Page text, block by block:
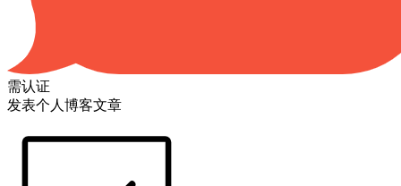
需认证
发表个人博客文章